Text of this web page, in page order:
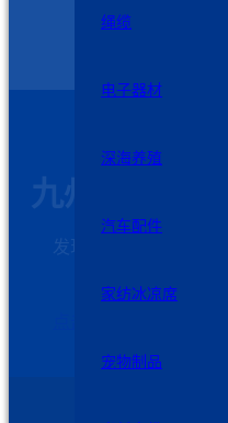
绳缆
电子器材
深海养殖
汽车配件
家纺冰凉席
宠物制品
九州星际科技
发现需求和解决问题